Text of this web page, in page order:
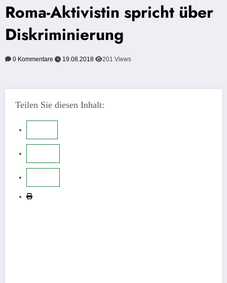
Roma-Aktivistin spricht über
Diskriminierung
0 Kommentare 19.08.2018 201 Views
Teilen Sie diesen Inhalt: